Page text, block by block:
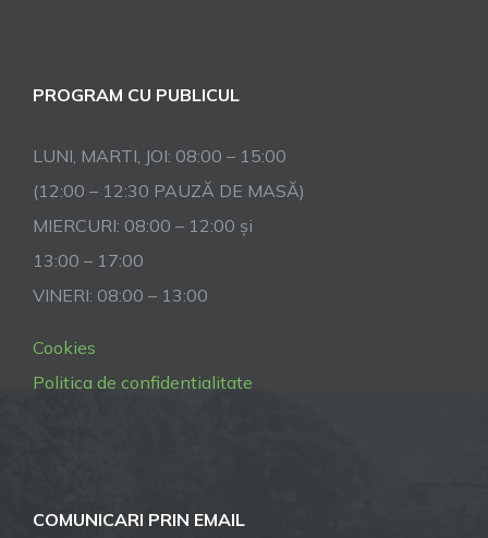
PROGRAM CU PUBLICUL
LUNI, MARTI, JOI: 08:00 – 15:00
(12:00 – 12:30 PAUZĂ DE MASĂ)
MIERCURI: 08:00 – 12:00 și
13:00 – 17:00
VINERI: 08:00 – 13:00
Cookies
Politica de confidentialitate
COMUNICARI PRIN EMAIL